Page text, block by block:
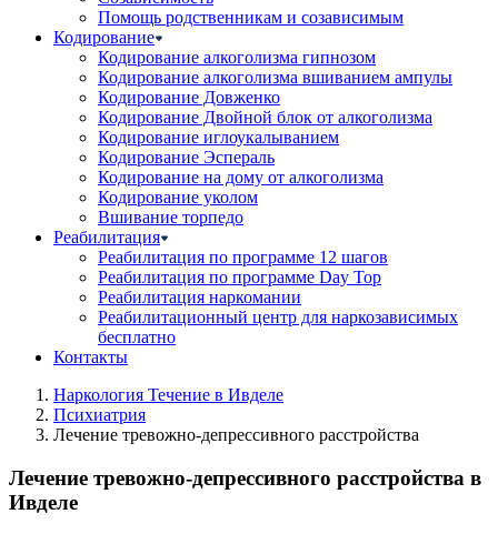
Помощь родственникам и созависимым
Кодирование
Кодирование алкоголизма гипнозом
Кодирование алкоголизма вшиванием ампулы
Кодирование Довженко
Кодирование Двойной блок от алкоголизма
Кодирование иглоукалыванием
Кодирование Эспераль
Кодирование на дому от алкоголизма
Кодирование уколом
Вшивание торпедо
Реабилитация
Реабилитация по программе 12 шагов
Реабилитация по программе Day Top
Реабилитация наркомании
Реабилитационный центр для наркозависимых
бесплатно
Контакты
Наркология Течение в Ивделе
Психиатрия
Лечение тревожно-депрессивного расстройства
Лечение тревожно-депрессивного расстройства в
Ивделе